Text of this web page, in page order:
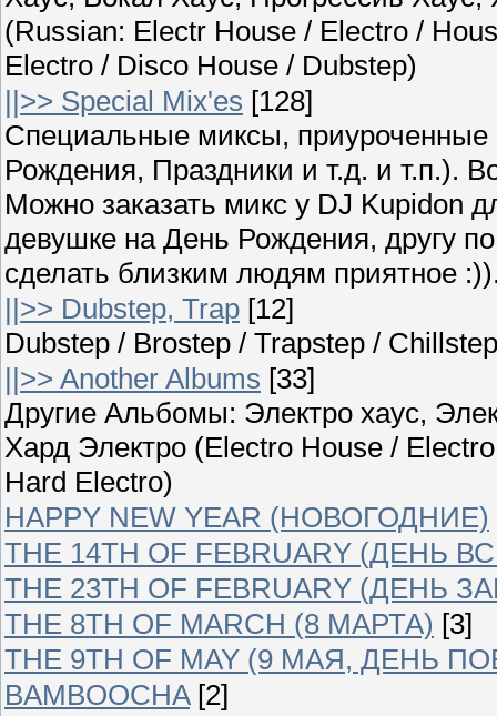
(Russian: Electr House / Electro /
Electro / Disco House / Dubstep)
||>> Special Mix'es [128]
Специальные миксы,
Рождения, Праздники и т.д. и т.п.).
Можно заказать микс у DJ Kupidon
девушке на День Рождения, другу
сделать близким людям приятное
||>> Dubstep, Trap [12]
Dubstep / Brostep / Trapstep /
||>> Another Albums [33]
Другие Альбомы: Электро хаус,
Хард Электро (Electro House /
Hard Electro)
HAPPY NEW YEAR (НОВОГОДНИЕ)
THE 14TH OF FEBRUARY (ДЕНЬ
THE 23TH OF FEBRUARY (ДЕНЬ
THE 8TH OF MARCH (8 МАРТА) [3]
THE 9TH OF MAY (9 МАЯ, ДЕНЬ
BAMBOOCHA [2]